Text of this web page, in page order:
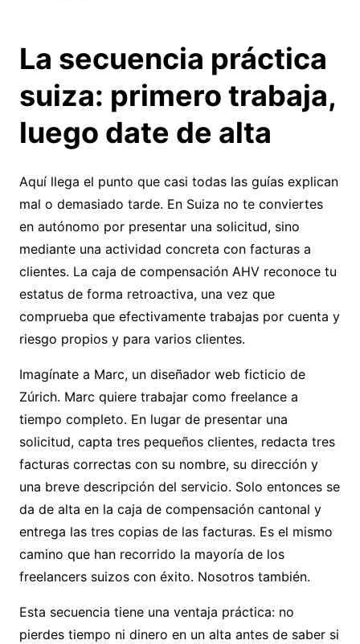
La secuencia práctica
suiza: primero trabaja,
luego date de alta
Aquí llega el punto que casi todas las guías explican
mal o demasiado tarde. En Suiza no te conviertes
en autónomo por presentar una solicitud, sino
mediante una actividad concreta con facturas a
clientes. La caja de compensación AHV reconoce tu
estatus de forma retroactiva, una vez que
comprueba que efectivamente trabajas por cuenta y
riesgo propios y para varios clientes.
Imagínate a Marc, un diseñador web ficticio de
Zúrich. Marc quiere trabajar como freelance a
tiempo completo. En lugar de presentar una
solicitud, capta tres pequeños clientes, redacta tres
facturas correctas con su nombre, su dirección y
una breve descripción del servicio. Solo entonces se
da de alta en la caja de compensación cantonal y
entrega las tres copias de las facturas. Es el mismo
camino que han recorrido la mayoría de los
freelancers suizos con éxito. Nosotros también.
Esta secuencia tiene una ventaja práctica: no
pierdes tiempo ni dinero en un alta antes de saber si